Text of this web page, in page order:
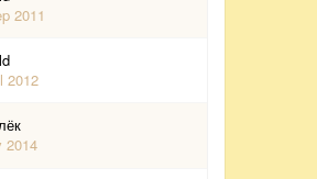
2011
2012
2014